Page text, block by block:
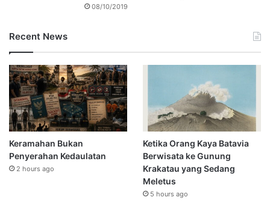
08/10/2019
Recent News
Keramahan Bukan
Penyerahan Kedaulatan
2 hours ago
Ketika Orang Kaya Batavia
Berwisata ke Gunung
Krakatau yang Sedang
Meletus
5 hours ago